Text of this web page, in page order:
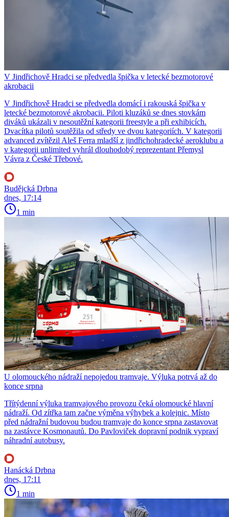
V Jindřichově Hradci se předvedla špička v letecké bezmotorové
akrobacii
V Jindřichově Hradci se předvedla domácí i rakouská špička v
letecké bezmotorové akrobacii. Piloti kluzáků se dnes stovkám
diváků ukázali v nesoutěžní kategorii freestyle a při exhibicích.
Dvacítka pilotů soutěžila od středy ve dvou kategoriích. V kategorii
advanced zvítězil Aleš Ferra mladší z jindřichohradecké aeroklubu a
v kategorii unlimited vyhrál dlouhodobý reprezentant Přemysl
Vávra z České Třebové.
Budějcká Drbna
dnes, 17:14
1 min
U olomouckého nádraží nepojedou tramvaje. Výluka potrvá až do
konce srpna
Třítýdenní výluka tramvajového provozu čeká olomoucké hlavní
nádraží. Od zítřka tam začne výměna výhybek a kolejnic. Místo
před nádražní budovou budou tramvaje do konce srpna zastavovat
na zastávce Kosmonautů. Do Pavloviček dopravní podnik vypraví
náhradní autobusy.
Hanácká Drbna
dnes, 17:11
1 min